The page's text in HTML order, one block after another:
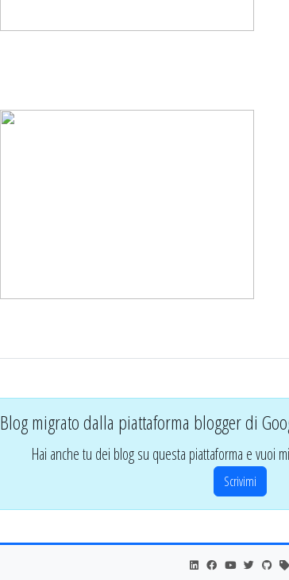
Blog migrato dalla piattaforma blogger di
Hai anche tu dei blog su questa piattaforma e vuoi
Scrivimi